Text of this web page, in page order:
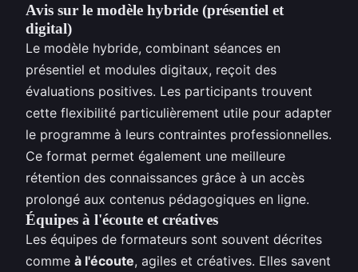
Avis sur le modèle hybride (présentiel et
digital)
Le modèle hybride, combinant séances en
présentiel et modules digitaux, reçoit des
évaluations positives. Les participants trouvent
cette flexibilité particulièrement utile pour adapter
le programme à leurs contraintes professionnelles.
Ce format permet également une meilleure
rétention des connaissances grâce à un accès
prolongé aux contenus pédagogiques en ligne.
Équipes à l'écoute et créatives
Les équipes de formateurs sont souvent décrites
comme à l'écoute, agiles et créatives. Elles savent